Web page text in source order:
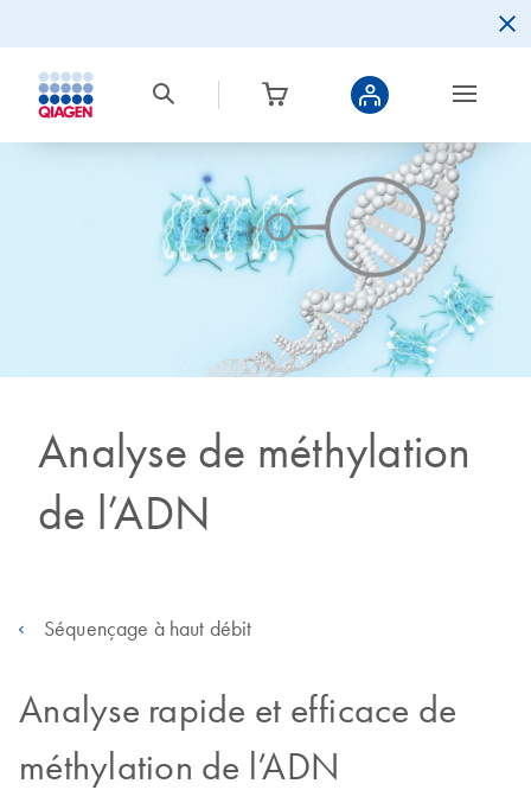
Analyse de méthylation
de l’ADN
Séquençage à haut débit
Analyse rapide et efficace de
méthylation de l’ADN